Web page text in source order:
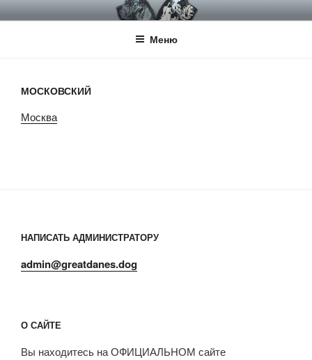
Перейти
к
НКП НЕМЕЦКИЙ ДОГ
Официальный сайт НКП Немецкий Дог
Меню
МОСКОВСКИЙ
Москва
НАПИСАТЬ АДМИНИСТРАТОРУ
admin@greatdanes.dog
О САЙТЕ
Вы находитесь на ОФИЦИАЛЬНОМ сайте